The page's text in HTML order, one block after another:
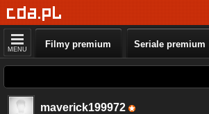
MENU Filmy premium Seriale premium
maverick199972